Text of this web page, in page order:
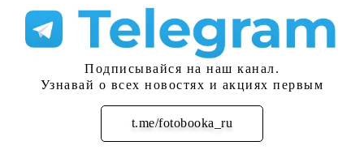
Подписывайся на наш канал.
Узнавай о всех новостях и акциях первым
t.me/fotobooka_ru
Подписаться